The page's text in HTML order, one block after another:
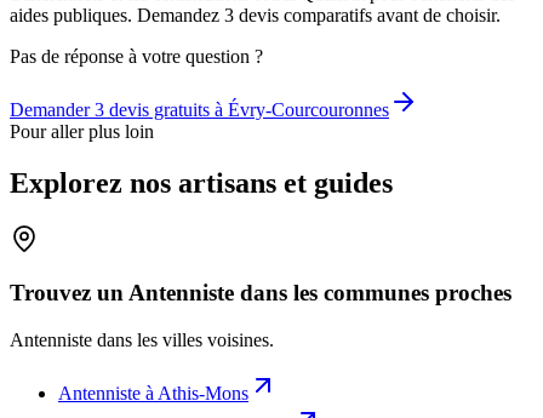
aides publiques. Demandez 3 devis comparatifs avant de choisir.
Pas de réponse à votre question ?
Demander 3 devis gratuits à Évry-Courcouronnes
Pour aller plus loin
Explorez nos artisans et guides
Trouvez un Antenniste dans les communes proches
Antenniste dans les villes voisines.
Antenniste à Athis-Mons